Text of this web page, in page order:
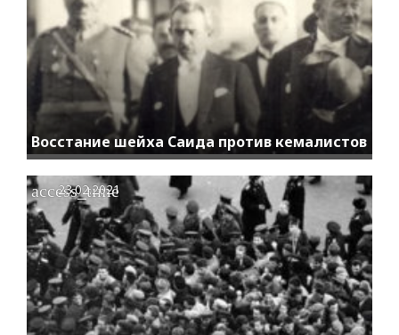
Восстание шейха Саида против кемалистов
access_time
23.02.2021